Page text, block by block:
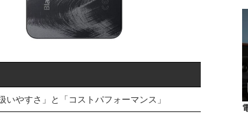
いやすさ」と「コストパフォーマンス」